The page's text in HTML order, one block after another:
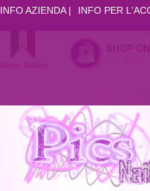
INFO AZIENDA INFO PER
SHOP